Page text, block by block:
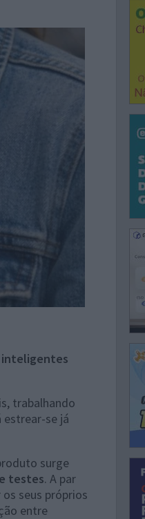
inteligentes
trabalhando
se já
surge
testes. A par
seus próprios
entre